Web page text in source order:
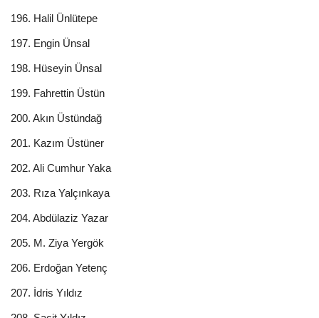
196. Halil Ünlütepe
197. Engin Ünsal
198. Hüseyin Ünsal
199. Fahrettin Üstün
200. Akın Üstündağ
201. Kazım Üstüner
202. Ali Cumhur Yaka
203. Rıza Yalçınkaya
204. Abdülaziz Yazar
205. M. Ziya Yergök
206. Erdoğan Yetenç
207. İdris Yıldız